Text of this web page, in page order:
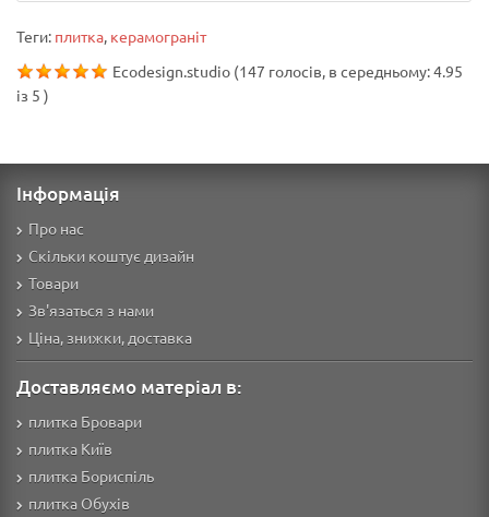
Теги: плитка, керамограніт
Ecodesign.studio (147 голосів, в середньому:4.95
із 5 )
Інформація
Про нас
Скільки коштує дизайн
Товари
Зв'язаться з нами
Ціна, знижки, доставка
Доставляємо матеріал в:
плитка Бровари
плитка Київ
плитка Бориспіль
плитка Обухів